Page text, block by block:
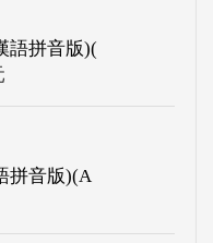
語拼音版)(
拼音版)(A